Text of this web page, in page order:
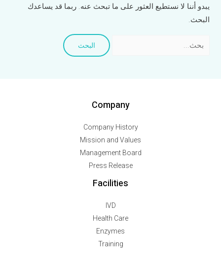
يبدو أننا لا نستطيع العثور على ما تبحث عنه. ربما قد يساعدك
البحث.
Company
Company History
Mission and Values
Management Board
Press Release
Facilities
IVD
Health Care
Enzymes
Training